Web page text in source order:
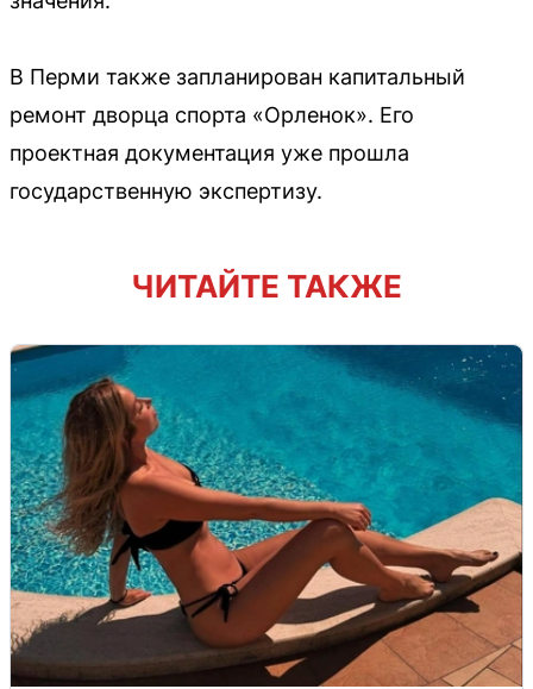
В Перми также запланирован капитальный
ремонт дворца спорта «Орленок». Его
проектная документация уже прошла
государственную экспертизу.
ЧИТАЙТЕ ТАКЖЕ